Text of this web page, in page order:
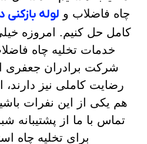
چاه فاضلاب و لوله بازکنی
کامل حل کنیم. امروزه
خدمات تخلیه چاه
شرکت برادران جعفری
رضایت کاملی نیز
هم یکی از این نفرات
تماس با ما از پشتیبانه
برای تخلیه چاه